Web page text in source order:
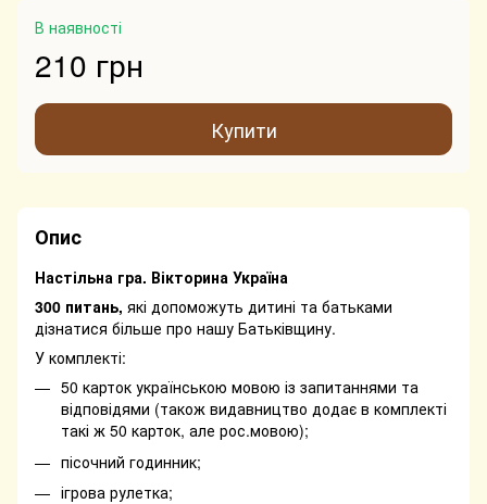
В наявності
210 грн
Купити
Опис
Настільна гра. Вікторина Україна
300 питань, які допоможуть дитині та батьками
дізнатися більше про нашу Батьківщину.
У комплекті:
50 карток українською мовою із запитаннями та
відповідями (також видавництво додає в комплекті
такі ж 50 карток, але рос.мовою);
пісочний годинник;
ігрова рулетка;